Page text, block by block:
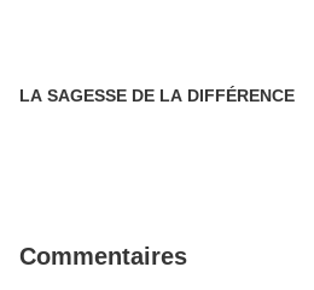
LA SAGESSE DE LA DIFFÉRENCE
Commentaires